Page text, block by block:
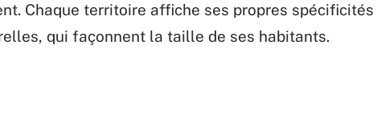
Chaque territoire affiche ses propres spécificités
qui façonnent la taille de ses habitants.